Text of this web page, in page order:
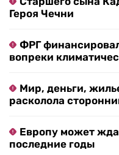
Героя Чечни
ФРГ
вопреки
Мир, деньги,
расколола
Европу может
последние годы